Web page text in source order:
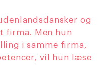
og
firma. Men hun
i samme firma,
vil hun læse